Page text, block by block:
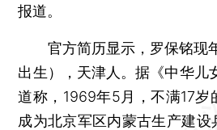
报道。
官方简历显示，罗保铭现
出生），天津人。据《中华儿
道称，1969年5月，不满17岁
成为北京军区内蒙古生产建